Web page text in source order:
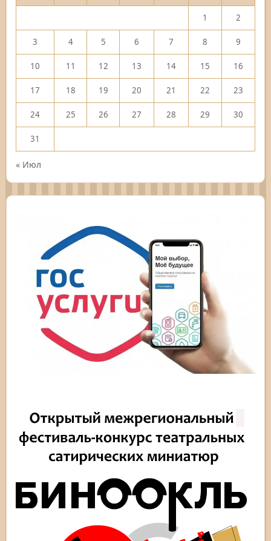
1 2
3 4 5 6 7 8 9
10 11 12 13 14 15 16
17 18 19 20 21 22 23
24 25 26 27 28 29 30
31
« Июл